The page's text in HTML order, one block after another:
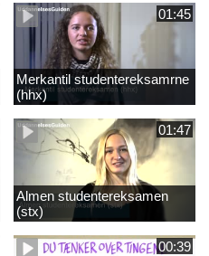
01:45
Merkantil studentereksamrne
(hhx)
01:47
Almen studentereksamen
(stx)
00:39